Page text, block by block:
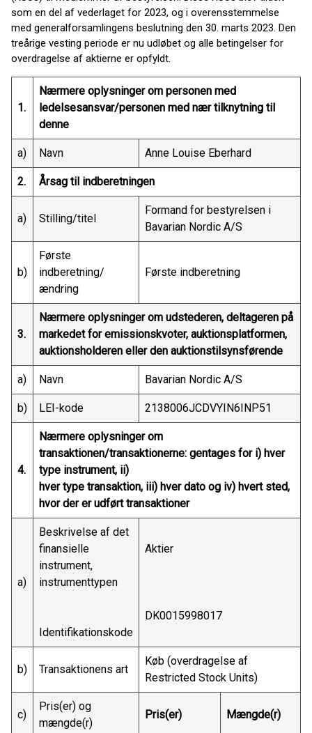
som en del af vederlaget for 2023, og i overensstemmelse
med generalforsamlingens beslutning den 30. marts 2023. Den
treårige vesting periode er nu udløbet og alle betingelser for
overdragelse af aktierne er opfyldt.
1.
Nærmere oplysninger om personen med
ledelsesansvar/personen med nær tilknytning til
denne
a) Navn Anne Louise Eberhard
2. Årsag til indberetningen
a) Stilling/titel
Formand for bestyrelsen i
Bavarian Nordic A/S
b)
Første
indberetning/
ændring
Første indberetning
3.
Nærmere oplysninger om udstederen, deltageren på
markedet for emissionskvoter, auktionsplatformen,
auktionsholderen eller den auktionstilsynsførende
a) Navn Bavarian Nordic A/S
b) LEI-kode 2138006JCDVYIN6INP51
4.
Nærmere oplysninger om
transaktionen/transaktionerne: gentages for i) hver
type instrument, ii)
hver type transaktion, iii) hver dato og iv) hvert sted,
hvor der er udført transaktioner
a)
Beskrivelse af det
finansielle
instrument,
instrumenttypen
Identifikationskode
Aktier
DK0015998017
b) Transaktionens art
Køb (overdragelse af
Restricted Stock Units)
c)
Pris(er) og
mængde(r)
Pris(er) Mængde(r)